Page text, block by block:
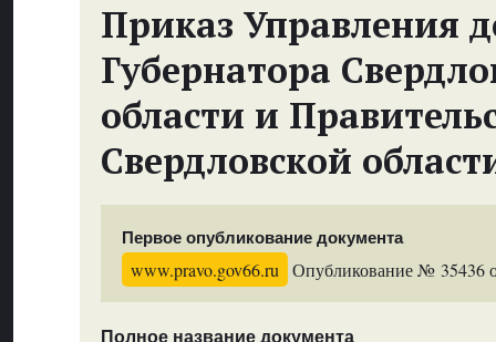
Приказ Управления
Губернатора
области и
Свердловской
Первое опубликование документа
www.pravo.gov66.ru Опубликование № 35436
Полное название документа